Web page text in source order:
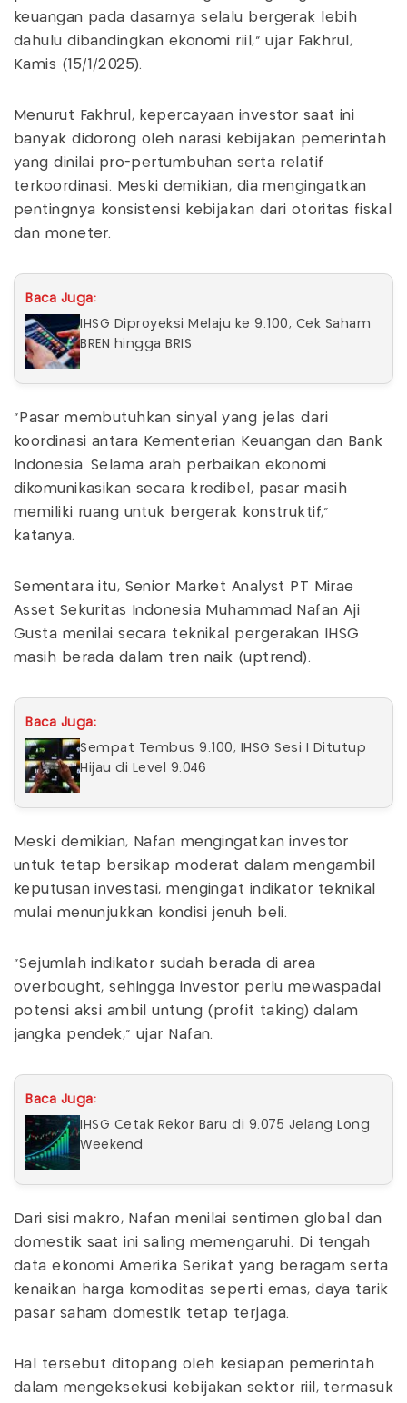
keuangan pada dasarnya selalu bergerak lebih
dahulu dibandingkan ekonomi riil,” ujar Fakhrul,
Kamis (15/1/2025).
Menurut Fakhrul, kepercayaan investor saat ini
banyak didorong oleh narasi kebijakan pemerintah
yang dinilai pro-pertumbuhan serta relatif
terkoordinasi. Meski demikian, dia mengingatkan
pentingnya konsistensi kebijakan dari otoritas fiskal
dan moneter.
Baca Juga:
IHSG Diproyeksi Melaju ke 9.100, Cek Saham
BREN hingga BRIS
“Pasar membutuhkan sinyal yang jelas dari
koordinasi antara Kementerian Keuangan dan Bank
Indonesia. Selama arah perbaikan ekonomi
dikomunikasikan secara kredibel, pasar masih
memiliki ruang untuk bergerak konstruktif,”
katanya.
Sementara itu, Senior Market Analyst PT Mirae
Asset Sekuritas Indonesia Muhammad Nafan Aji
Gusta menilai secara teknikal pergerakan IHSG
masih berada dalam tren naik (uptrend).
Baca Juga:
Sempat Tembus 9.100, IHSG Sesi I Ditutup
Hijau di Level 9.046
Meski demikian, Nafan mengingatkan investor
untuk tetap bersikap moderat dalam mengambil
keputusan investasi, mengingat indikator teknikal
mulai menunjukkan kondisi jenuh beli.
“Sejumlah indikator sudah berada di area
overbought, sehingga investor perlu mewaspadai
potensi aksi ambil untung (profit taking) dalam
jangka pendek,” ujar Nafan.
Baca Juga:
IHSG Cetak Rekor Baru di 9.075 Jelang Long
Weekend
Dari sisi makro, Nafan menilai sentimen global dan
domestik saat ini saling memengaruhi. Di tengah
data ekonomi Amerika Serikat yang beragam serta
kenaikan harga komoditas seperti emas, daya tarik
pasar saham domestik tetap terjaga.
Hal tersebut ditopang oleh kesiapan pemerintah
dalam mengeksekusi kebijakan sektor riil, termasuk